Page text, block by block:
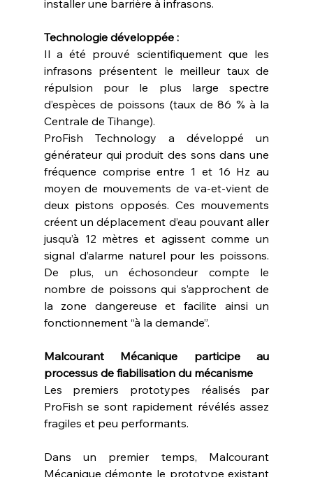
installer une barrière à infrasons.
Technologie développée :
Il a été prouvé scientifiquement que les
infrasons présentent le meilleur taux de
répulsion pour le plus large spectre
d’espèces de poissons (taux de 86 % à la
Centrale de Tihange).
ProFish Technology a développé un
générateur qui produit des sons dans une
fréquence comprise entre 1 et 16 Hz au
moyen de mouvements de va-et-vient de
deux pistons opposés. Ces mouvements
créent un déplacement d’eau pouvant aller
jusqu’à 12 mètres et agissent comme un
signal d’alarme naturel pour les poissons.
De plus, un échosondeur compte le
nombre de poissons qui s’approchent de
la zone dangereuse et facilite ainsi un
fonctionnement “à la demande”.
Malcourant Mécanique participe au
processus de fiabilisation du mécanisme
Les premiers prototypes réalisés par
ProFish se sont rapidement révélés assez
fragiles et peu performants.
Dans un premier temps, Malcourant
Mécanique démonte le prototype existant